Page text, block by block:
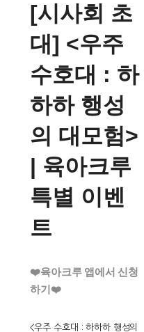
[시사회 초
대] <우주
수호대 : 하
하하 행성
의 대모험>
| 육아크루
특별 이벤
트
❤️육아크루 앱에서 신청
하기❤️
<우주 수호대 : 하하하 행성의